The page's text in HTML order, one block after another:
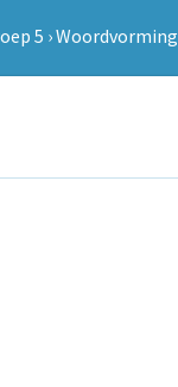
5 ›Woordvorming